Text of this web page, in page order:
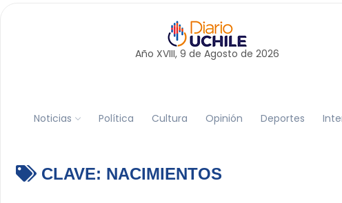
Año XVIII, 9 de Agosto de 2026
Noticias Política Cultura Opinión Deportes
CLAVE: NACIMIENTOS